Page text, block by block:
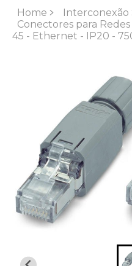
Home Interconexão
Conectores para
45 - Ethernet - IP20 -